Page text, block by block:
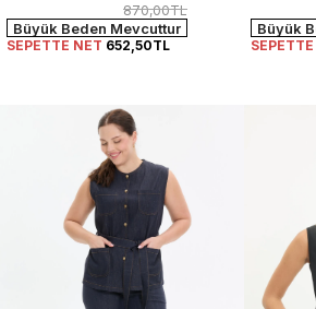
870,00TL
Büyük Beden Mevcuttur
SEPETTE NET 652,50TL
Büyük